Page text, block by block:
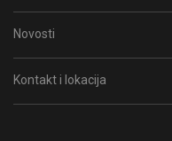
Novosti
Kontakt i lokacija